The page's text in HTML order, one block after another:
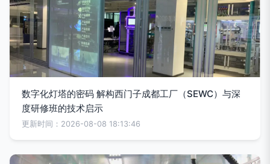
数字化灯塔的密码 解构西门子成都工厂（SEWC）与深
度研修班的技术启示
更新时间：2026-08-08 18:13:46